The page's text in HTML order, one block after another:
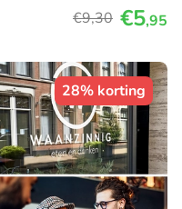
€9,30 €5,95
28% korting